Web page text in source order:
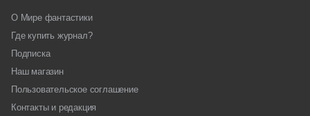
О Мире фантастики
Где купить журнал?
Подписка
Наш магазин
Пользовательское соглашение
Контакты и редакция